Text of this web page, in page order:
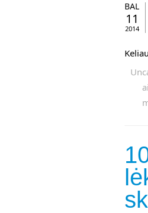
BAL
11
2014